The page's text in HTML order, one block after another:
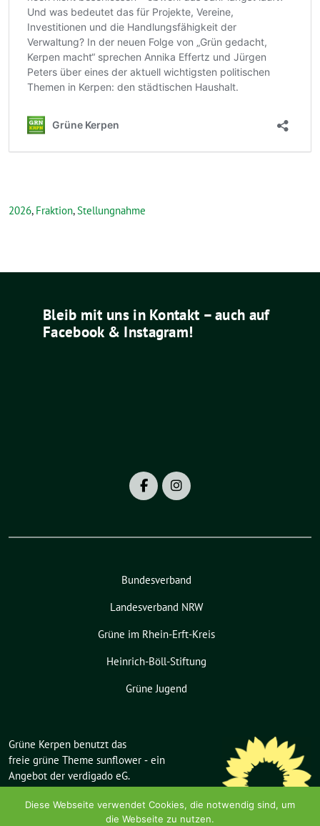
2026, Fraktion,Stellungnahme
Bleib mit uns in Kontakt – auch auf
Facebook & Instagram!
Bundesverband
Landesverband NRW
Grüne im Rhein-Erft-Kreis
Heinrich-Böll-Stiftung
Grüne Jugend
Grüne Kerpen benutzt das
freie grüne Theme sunflower ‐ ein
Angebot der verdigado eG.
Diese Webseite verwendet Cookies, die notwendig sind, um
die Webseite zu nutzen.